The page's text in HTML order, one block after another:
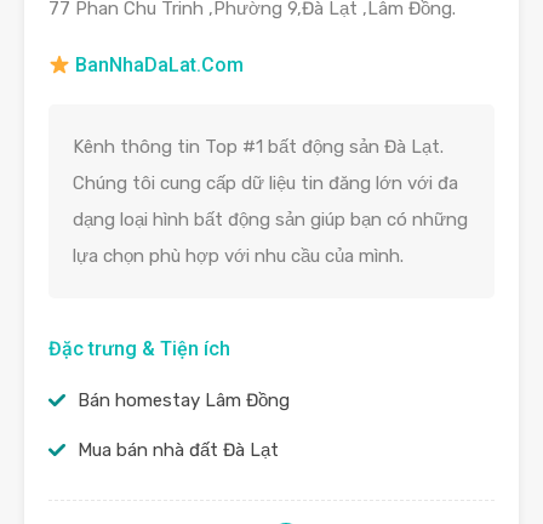
77 Phan Chu Trinh ,Phường 9,Đà Lạt ,Lâm Đồng.
BanNhaDaLat.Com
Kênh thông tin Top #1 bất động sản Đà Lạt.
Chúng tôi cung cấp dữ liệu tin đăng lớn với đa
dạng loại hình bất động sản giúp bạn có những
lựa chọn phù hợp với nhu cầu của mình.
Đặc trưng & Tiện ích
Bán homestay Lâm Đồng
Mua bán nhà đất Đà Lạt